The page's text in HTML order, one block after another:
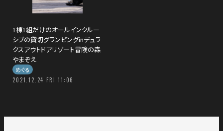
1棟1組だけのオールインクルー
シブの貸切グランピングinデュラ
クスアウトドアリゾート冒険の森
やまぞえ
めぐる
2021.12.24 FRI 11:06